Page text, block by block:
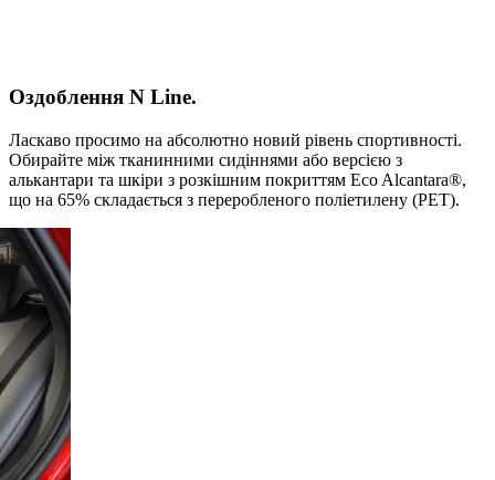
Оздоблення N Line.
Ласкаво просимо на абсолютно новий рівень спортивності.
Обирайте між тканинними сидіннями або версією з
алькантари та шкіри з розкішним покриттям Eco Alcantara®,
що на 65% складається з переробленого поліетилену (PET).